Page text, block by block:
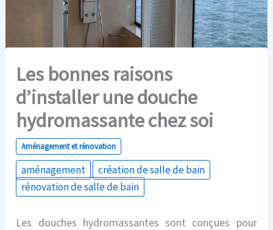
Les bonnes raisons
d’installer une douche
hydromassante chez soi
Aménagement et rénovation
aménagement
création de salle de bain
rénovation de salle de bain
Les douches hydromassantes sont conçues pour